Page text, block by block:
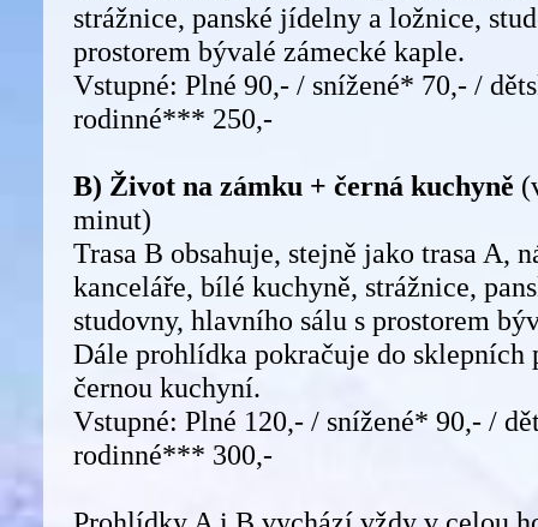
strážnice, panské jídelny a ložnice,
prostorem bývalé zámecké kaple.
Vstupné: Plné 90,- / snížené* 70,- /
rodinné*** 250,-
B) Život na zámku + černá kuchyně
minut)
Trasa B obsahuje, stejně jako trasa A,
kanceláře, bílé kuchyně, strážnice,
studovny, hlavního sálu s prostorem
Dále prohlídka pokračuje do sklepních
černou kuchyní.
Vstupné: Plné 120,- / snížené* 90,- /
rodinné*** 300,-